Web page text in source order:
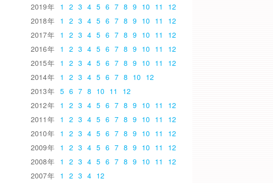
2019
1 2 3 4 5 6 7 8 9 10 11
12
2018
1 2 3 4 5 6 7 8 9 10 11
12
2017
1 2 3 4 5 6 7 8 9 10 11
12
2016
1 2 3 4 5 6 7 8 9 10 11
12
2015
1 2 3 4 5 6 7 8 9 10 11
12
2014
1 2 3 4 5 6 7 8 10 12
2013
5 6 7 8 10 11
12
2012
1 2 3 4 5 6 7 8 9 10 11
12
2011
1 2 3 4 5 6 7 8 9 10 11
12
2010
1 2 3 4 5 6 7 8 9 10 11
12
2009
1 2 3 4 5 6 7 8 9 10 11
12
2008
1 2 3 4 5 6 7 8 9 10 11
12
2007
1 2 3 4 12